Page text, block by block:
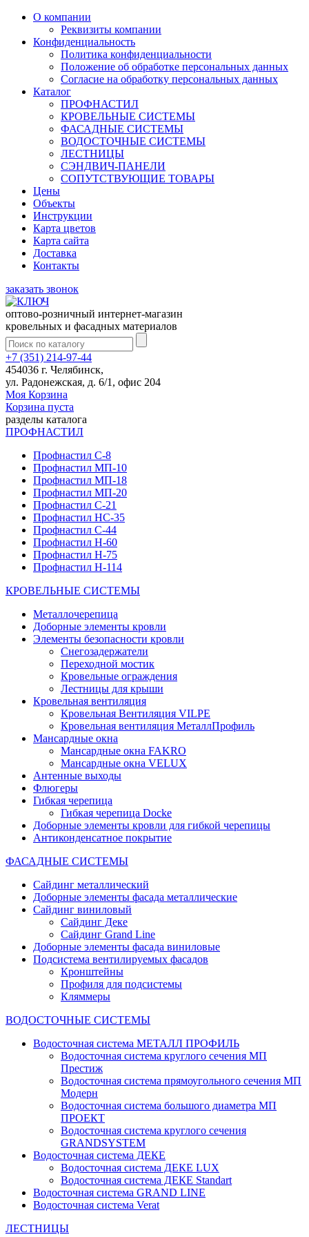
О компании
Реквизиты компании
Конфиденциальность
Политика конфиденциальности
Положение об обработке персональных данных
Согласие на обработку персональных данных
Каталог
ПРОФНАСТИЛ
КРОВЕЛЬНЫЕ СИСТЕМЫ
ФАСАДНЫЕ СИСТЕМЫ
ВОДОСТОЧНЫЕ СИСТЕМЫ
ЛЕСТНИЦЫ
СЭНДВИЧ-ПАНЕЛИ
СОПУТСТВУЮЩИЕ ТОВАРЫ
Цены
Объекты
Инструкции
Карта цветов
Карта сайта
Доставка
Контакты
заказать звонок
оптово-розничный интернет-магазин
кровельных и фасадных материалов
+7 (351) 214-97-44
454036 г. Челябинск,
ул. Радонежская, д. 6/1, офис 204
Моя Корзина
Корзина пуста
разделы каталога
ПРОФНАСТИЛ
Профнастил С-8
Профнастил МП-10
Профнастил МП-18
Профнастил МП-20
Профнастил С-21
Профнастил НС-35
Профнастил С-44
Профнастил Н-60
Профнастил Н-75
Профнастил Н-114
КРОВЕЛЬНЫЕ СИСТЕМЫ
Металлочерепица
Доборные элементы кровли
Элементы безопасности кровли
Снегозадержатели
Переходной мостик
Кровельные ограждения
Лестницы для крыши
Кровельная вентиляция
Кровельная Вентиляция VILPE
Кровельная вентиляция МеталлПрофиль
Мансардные окна
Мансардные окна FAKRO
Мансардные окна VELUX
Антенные выходы
Флюгеры
Гибкая черепица
Гибкая черепица Docke
Доборные элементы кровли для гибкой черепицы
Антиконденсатное покрытие
ФАСАДНЫЕ СИСТЕМЫ
Сайдинг металлический
Доборные элементы фасада металлические
Сайдинг виниловый
Сайдинг Деке
Сайдинг Grand Line
Доборные элементы фасада виниловые
Подсистема вентилируемых фасадов
Кронштейны
Профиля для подсистемы
Кляммеры
ВОДОСТОЧНЫЕ СИСТЕМЫ
Водосточная система МЕТАЛЛ ПРОФИЛЬ
Водосточная система круглого сечения МП
Престиж
Водосточная система прямоугольного сечения МП
Модерн
Водосточная система большого диаметра МП
ПРОЕКТ
Водосточная система круглого сечения
GRANDSYSTEM
Водосточная система ДЕКЕ
Водосточная система ДЕКЕ LUX
Водосточная система ДЕКЕ Standart
Водосточная система GRAND LINE
Водосточная система Verat
ЛЕСТНИЦЫ